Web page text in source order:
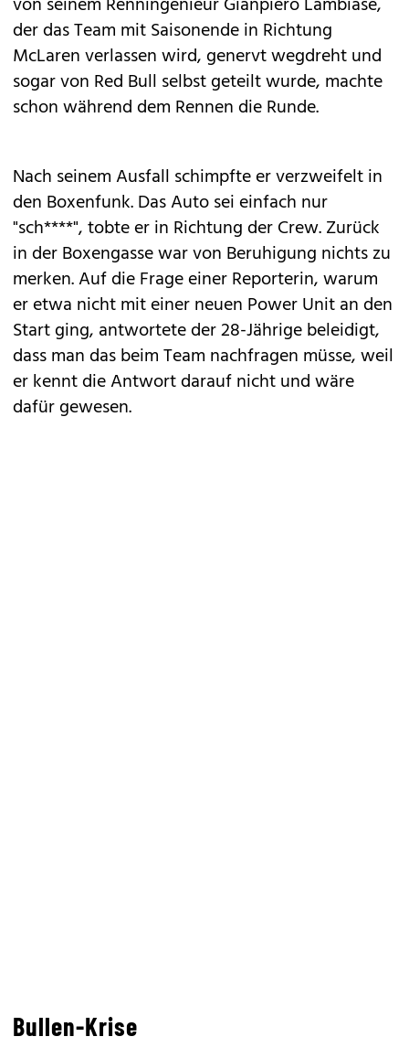
der das Team mit Saisonende in Richtung
McLaren verlassen wird, genervt wegdreht und
sogar von Red Bull selbst geteilt wurde, machte
schon während dem Rennen die Runde.
Nach seinem Ausfall schimpfte er verzweifelt in
den Boxenfunk. Das Auto sei einfach nur
"sch****", tobte er in Richtung der Crew. Zurück
in der Boxengasse war von Beruhigung nichts zu
merken. Auf die Frage einer Reporterin, warum
er etwa nicht mit einer neuen Power Unit an den
Start ging, antwortete der 28-Jährige beleidigt,
dass man das beim Team nachfragen müsse, weil
er kennt die Antwort darauf nicht und wäre
dafür gewesen.
Bullen-Krise